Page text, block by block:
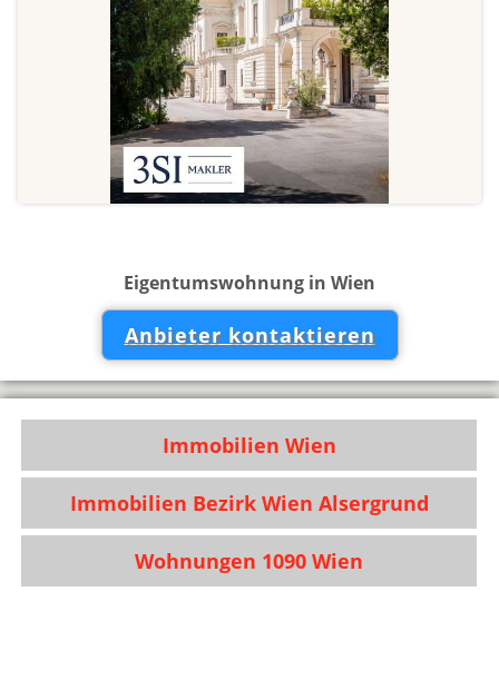
Eigentumswohnung in Wien
Anbieter kontaktieren
Immobilien Wien
Immobilien Bezirk Wien Alsergrund
Wohnungen 1090 Wien